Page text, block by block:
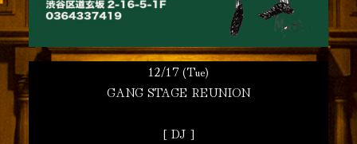
12/17 (Tue)
GANG STAGE REUNION
[ DJ ]